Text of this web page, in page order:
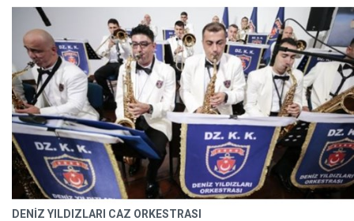
DENİZ YILDIZLARI CAZ ORKESTRASI